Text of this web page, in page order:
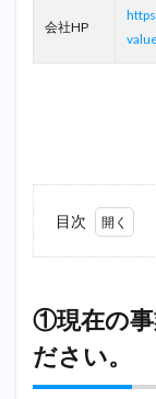
会社HP
目次
事業
内容
につ
いて
お聞
①現在の事
ださい。